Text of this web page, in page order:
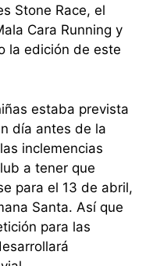
Stone Race, el
Cara Running y
la edición de este
estaba prevista
día antes de la
inclemencias
a tener que
para el 13 de abril,
Santa. Así que
para las